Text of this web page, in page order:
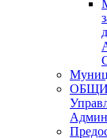
ОБЩИЕ